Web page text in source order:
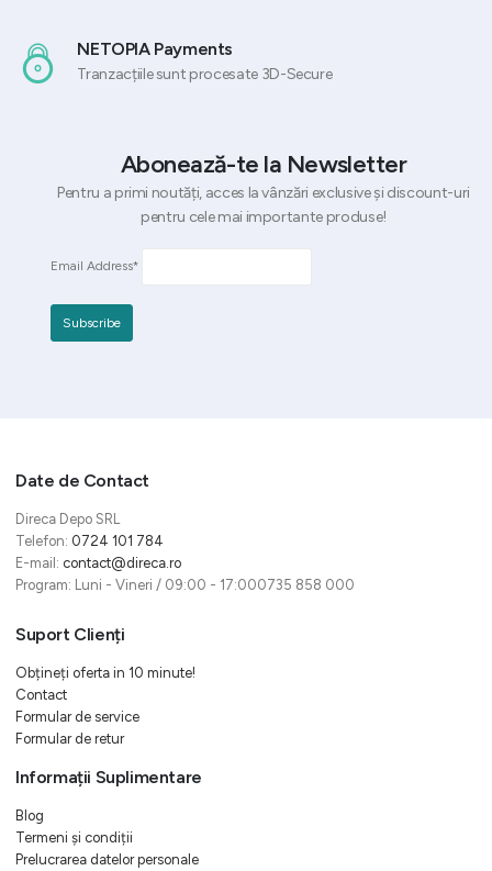
NETOPIA Payments
Tranzacțiile sunt procesate 3D-Secure
Abonează-te la Newsletter
Pentru a primi noutăți, acces la vânzări exclusive și discount-uri
pentru cele mai importante produse!
Email Address*
Date de Contact
Direca Depo SRL
Telefon: 0724 101 784
E-mail: contact@direca.ro
Program: Luni - Vineri / 09:00 - 17:000735 858 000
Suport Clienți
Obțineți oferta in 10 minute!
Contact
Formular de service
Formular de retur
Informații Suplimentare
Blog
Termeni și condiții
Prelucrarea datelor personale